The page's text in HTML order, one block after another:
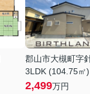
郡山市大槻町字
3LDK (104.75㎡)
2,499万円